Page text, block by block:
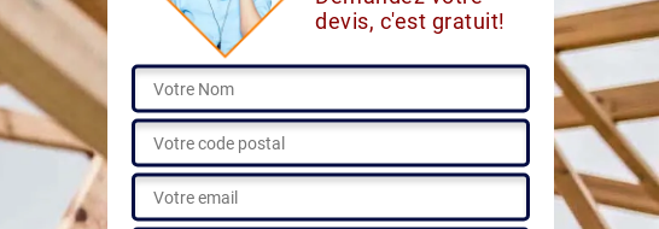
devis, c'est gratuit!